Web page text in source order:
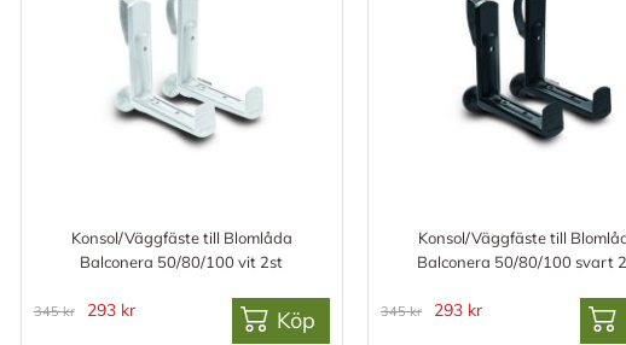
Konsol/Väggfäste till Blomlåda
Balconera 50/80/100 vit 2st
345 kr 293 kr Köp
Konsol/Väggfäste till
Balconera 50/80/100 svart
345 kr 293 kr